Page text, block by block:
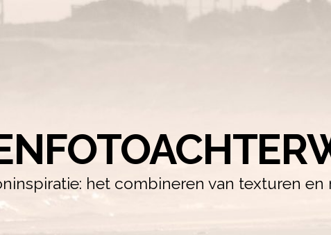
het combineren van texturen en